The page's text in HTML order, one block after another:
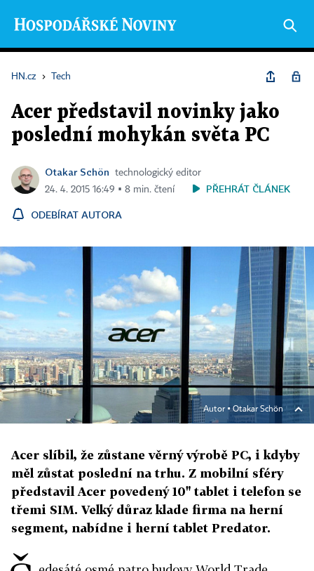
HN.cz › Tech
Acer představil novinky jako
poslední mohykán světa PC
Otakar Schön
technologický editor
24. 4. 2015 16:49 ▪ 8 min. čtení
PŘEHRÁT ČLÁNEK
ODEBÍRAT AUTORA
Autor ▪Otakar Schön
Acer slíbil, že zůstane věrný výrobě PC, i kdyby
měl zůstat poslední na trhu. Z mobilní sféry
představil Acer povedený 10" tablet i telefon se
třemi SIM. Velký důraz klade firma na herní
segment, nabídne i herní tablet Predator.